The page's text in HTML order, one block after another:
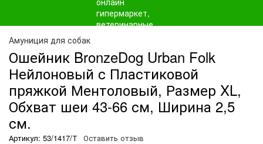
Амуниция для собак
Ошейник BronzeDog Urban Folk
Нейлоновый с Пластиковой
пряжкой Ментоловый, Размер XL,
Обхват шеи 43-66 см, Ширина 2,5
см.
Артикул: 53/1417/Т Оставить отзыв